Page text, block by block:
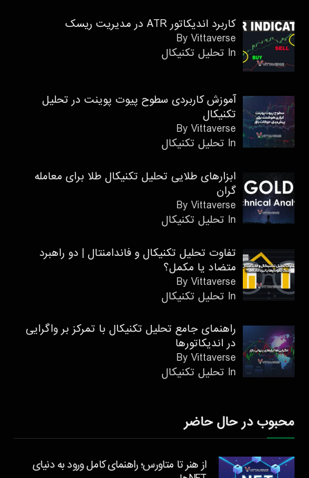
کاربرد اندیکاتور ATR در مدیریت ریسک
By Vittaverse
In تحليل تكنيكال
آموزش کاربردی سطوح پیوت پوینت در تحلیل
تکنیکال
By Vittaverse
In تحليل تكنيكال
ابزارهای طلایی تحلیل تکنیکال طلا برای معامله
گران
By Vittaverse
In تحليل تكنيكال
تفاوت تحلیل تکنیکال و فاندامنتال | دو راهبرد
متضاد یا مکمل؟
By Vittaverse
In تحليل تكنيكال
راهنمای جامع تحلیل تکنیکال با تمرکز بر واگرایی
در اندیکاتورها
By Vittaverse
In تحليل تكنيكال
محبوب در حال حاضر
از هنر تا متاورس؛ راهنمای کامل ورود به دنیای